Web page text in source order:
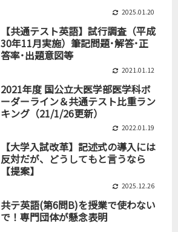
2025.01.20
【共通テスト英語】試行調査（平成
30年11月実施）筆記問題･解答･正
答率･出題意図等
2021.01.12
2021年度 国公立大医学部医学科ボ
ーダーライン＆共通テスト比重ラン
キング（21/1/26更新）
2022.01.19
【大学入試改革】記述式の導入には
反対だが、どうしてもと言うなら
【提案】
2025.12.26
共テ英語(第6問B)を授業で使わない
で！専門団体が懸念表明